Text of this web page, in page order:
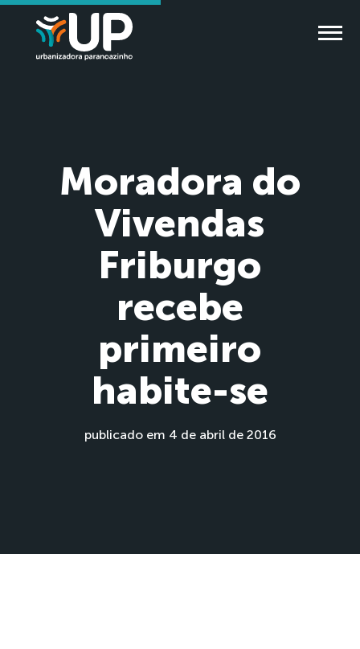
Moradora do
Vivendas
Friburgo
recebe
primeiro
habite-se
publicado em 4 de abril de 2016